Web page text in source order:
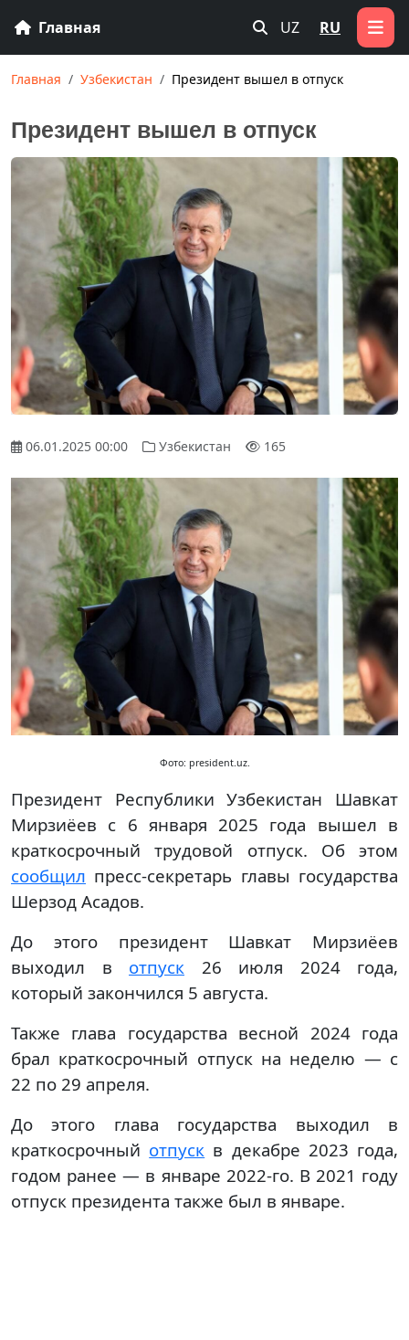
Главная UZ RU
Главная Узбекистан Президент вышел в отпуск
Президент вышел в отпуск
06.01.2025 00:00 Узбекистан 165
Фото: president.uz.
Президент Республики Узбекистан Шавкат
Мирзиёев с 6 января 2025 года вышел в
краткосрочный трудовой отпуск. Об этом
сообщил пресс-секретарь главы государства
Шерзод Асадов.
До этого президент Шавкат Мирзиёев
выходил в отпуск 26 июля 2024 года,
который закончился 5 августа.
Также глава государства весной 2024 года
брал краткосрочный отпуск на неделю — с
22 по 29 апреля.
До этого глава государства выходил в
краткосрочный отпуск в декабре 2023 года,
годом ранее — в январе 2022-го. В 2021 году
отпуск президента также был в январе.